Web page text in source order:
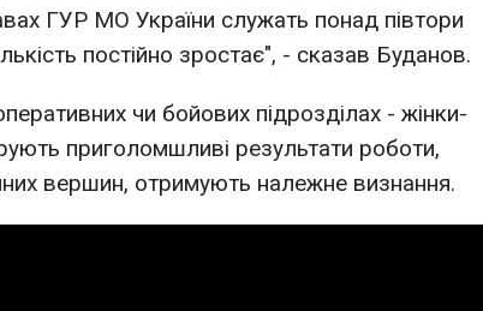
ГУР МО України служать понад півтори
постійно зростає", - сказав Буданов.
чи бойових підрозділах - жінки-
приголомшливі результати роботи,
вершин, отримують належне визнання.